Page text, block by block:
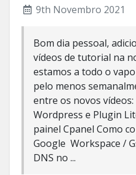
9th Novembro 2021
Bom dia pessoal,
vídeos de tutorial na
estamos a todo o
pelo menos
entre os novos
Wordpress e Plugin
painel Cpanel Como
Google Workspace /
DNS no ...